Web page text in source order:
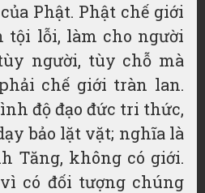
Phật. Phật chế giới
tội lỗi, làm cho người
người, tùy chỗ mà
chế giới tràn lan.
độ đạo đức tri thức,
bảo lặt vặt; nghĩa là
Tăng, không có giới.
có đối tượng chúng